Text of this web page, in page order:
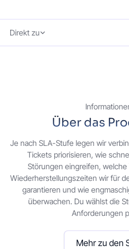
Direkt zu
Über das
Je nach SLA-Stufe legen wir
Tickets priorisieren, wie
Störungen eingreifen,
Wiederherstellungszeiten wir für
garantieren und wie
überwachen. Du wählst die
Anforderungen
Mehr zu den